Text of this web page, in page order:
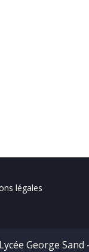
légales
Lycée George Sand